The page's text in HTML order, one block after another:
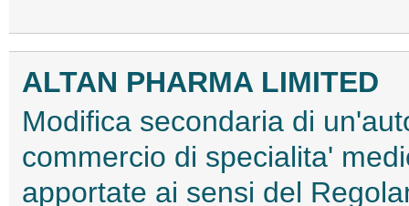
ALTAN PHARMA LIMITED
Modifica secondaria di
commercio di specialita'
apportate ai sensi del